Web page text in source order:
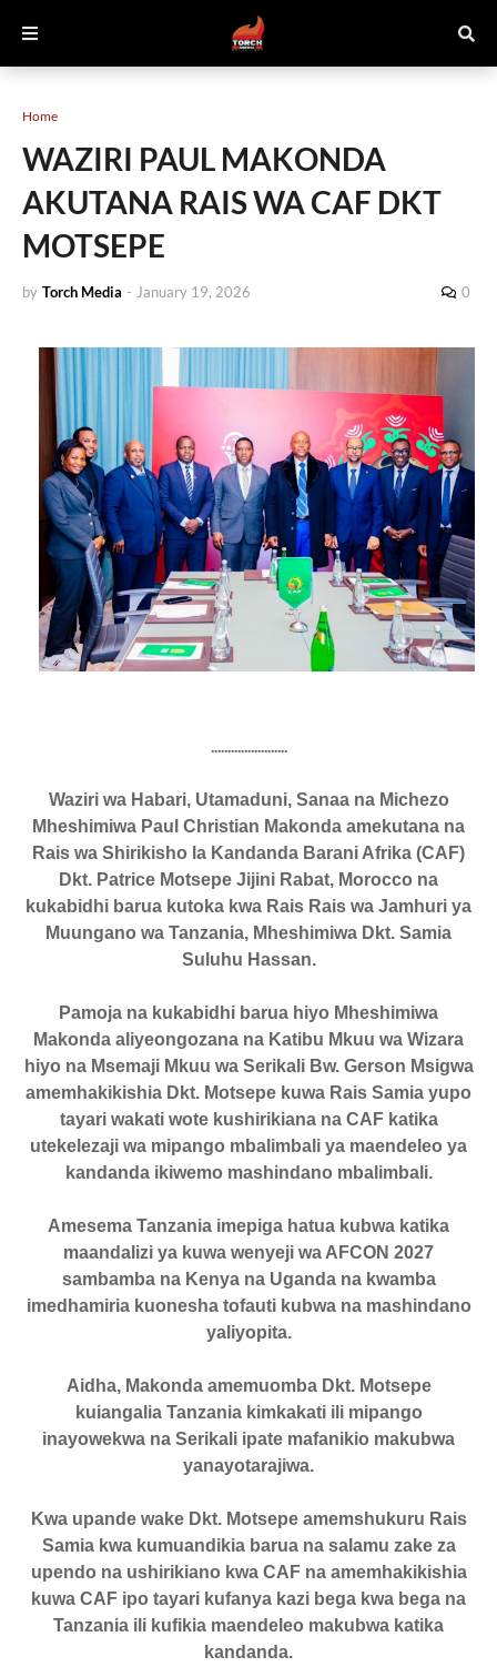
Home
WAZIRI PAUL MAKONDA
AKUTANA RAIS WA CAF DKT
MOTSEPE
by Torch Media - January 19, 2026 0
.......................
Waziri wa Habari, Utamaduni, Sanaa na Michezo
Mheshimiwa Paul Christian Makonda amekutana na
Rais wa Shirikisho la Kandanda Barani Afrika (CAF)
Dkt. Patrice Motsepe Jijini Rabat, Morocco na
kukabidhi barua kutoka kwa Rais Rais wa Jamhuri ya
Muungano wa Tanzania, Mheshimiwa Dkt. Samia
Suluhu Hassan.
Pamoja na kukabidhi barua hiyo Mheshimiwa
Makonda aliyeongozana na Katibu Mkuu wa Wizara
hiyo na Msemaji Mkuu wa Serikali Bw. Gerson Msigwa
amemhakikishia Dkt. Motsepe kuwa Rais Samia yupo
tayari wakati wote kushirikiana na CAF katika
utekelezaji wa mipango mbalimbali ya maendeleo ya
kandanda ikiwemo mashindano mbalimbali.
Amesema Tanzania imepiga hatua kubwa katika
maandalizi ya kuwa wenyeji wa AFCON 2027
sambamba na Kenya na Uganda na kwamba
imedhamiria kuonesha tofauti kubwa na mashindano
yaliyopita.
Aidha, Makonda amemuomba Dkt. Motsepe
kuiangalia Tanzania kimkakati ili mipango
inayowekwa na Serikali ipate mafanikio makubwa
yanayotarajiwa.
Kwa upande wake Dkt. Motsepe amemshukuru Rais
Samia kwa kumuandikia barua na salamu zake za
upendo na ushirikiano kwa CAF na amemhakikishia
kuwa CAF ipo tayari kufanya kazi bega kwa bega na
Tanzania ili kufikia maendeleo makubwa katika
kandanda.